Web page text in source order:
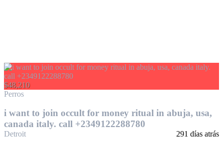
$48,210
Perros
i want to join occult for money ritual in abuja, usa,
canada italy. call +2349122288780
Detroit 291 días atrás